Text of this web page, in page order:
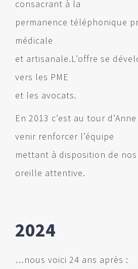
consacrant à la
permanence téléphonique
médicale
et artisanale.L’offre se
vers les PME
et les avocats.
En 2013 c’est au tour d’Anne
venir renforcer l’équipe
mettant à disposition de
oreille attentive.
2024
…nous voici 24 ans après :